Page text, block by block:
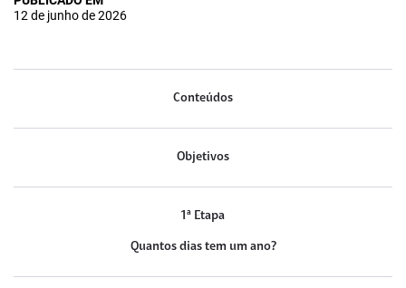
12 de junho de 2026
Conteúdos
Objetivos
1ª Etapa
Quantos dias tem um ano?